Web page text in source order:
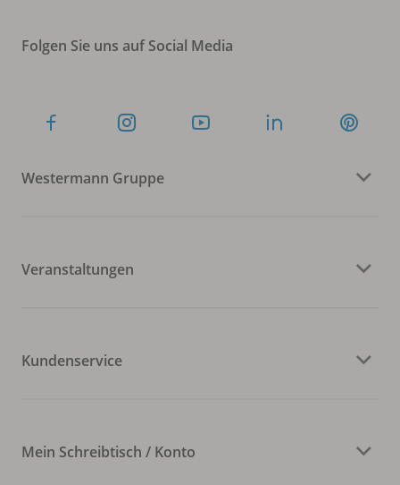
Folgen Sie uns auf Social Media
Westermann Gruppe
Veranstaltungen
Kundenservice
Mein Schreibtisch / Konto